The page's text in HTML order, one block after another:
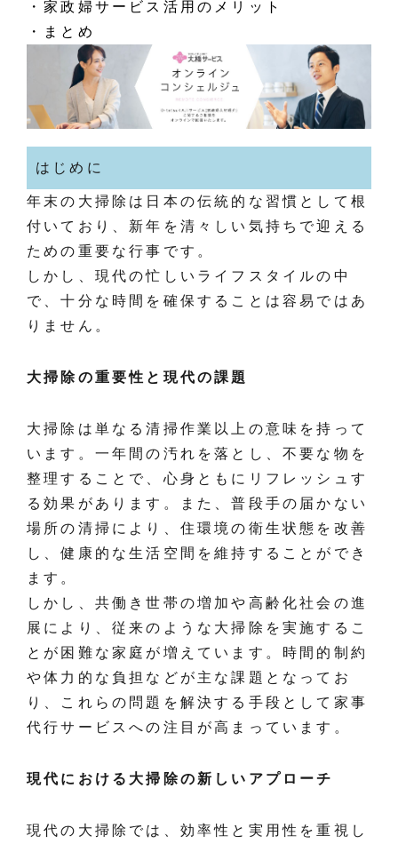
・家政婦サービス活用のメリット
・まとめ
はじめに
年末の大掃除は日本の伝統的な習慣として根
付いており、新年を清々しい気持ちで迎える
ための重要な行事です。
しかし、現代の忙しいライフスタイルの中
で、十分な時間を確保することは容易ではあ
りません。
大掃除の重要性と現代の課題
大掃除は単なる清掃作業以上の意味を持って
います。一年間の汚れを落とし、不要な物を
整理することで、心身ともにリフレッシュす
る効果があります。また、普段手の届かない
場所の清掃により、住環境の衛生状態を改善
し、健康的な生活空間を維持することができ
ます。
しかし、共働き世帯の増加や高齢化社会の進
展により、従来のような大掃除を実施するこ
とが困難な家庭が増えています。時間的制約
や体力的な負担などが主な課題となってお
り、これらの問題を解決する手段として家事
代行サービスへの注目が高まっています。
現代における大掃除の新しいアプローチ
現代の大掃除では、効率性と実用性を重視し